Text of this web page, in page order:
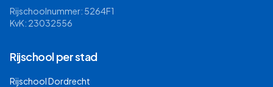
Rijschoolnummer: 5264F1
KvK: 23032556
Rijschool per stad
RijschoolDordrecht